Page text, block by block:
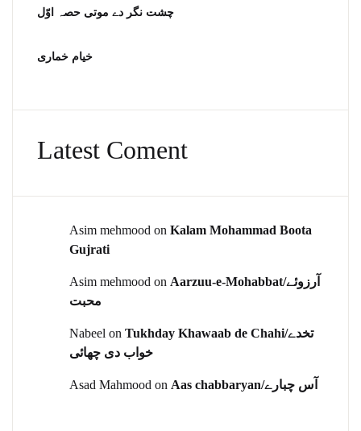
چشت نگر دے موتی حصہ اوّل
خیام خماری
Latest Coment
Asim mehmood on Kalam Mohammad Boota
Gujrati
Asim mehmood on Aarzuu-e-Mohabbat/آرزوئے
محبت
Nabeel on Tukhday Khawaab de Chahi/تخدے
خواب دی چھائی
Asad Mahmood on Aas chabbaryan/آس چبارے